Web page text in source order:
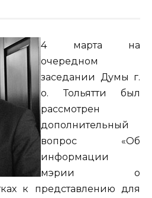
4 марта на
очередном
заседании Думы г.
о. Тольятти был
рассмотрен
дополнительный
вопрос «Об
информации
мэрии о
к представлению для